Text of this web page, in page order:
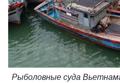
Рыболовные суда